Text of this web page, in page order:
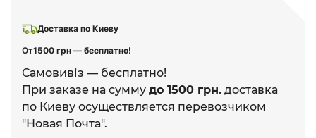
Доставка по Киеву
От1500 грн — бесплатно!
Самовивіз — бесплатно!
При заказе на сумму до 1500 грн. доставка
по Киеву осуществляется перевозчиком
"Новая Почта".